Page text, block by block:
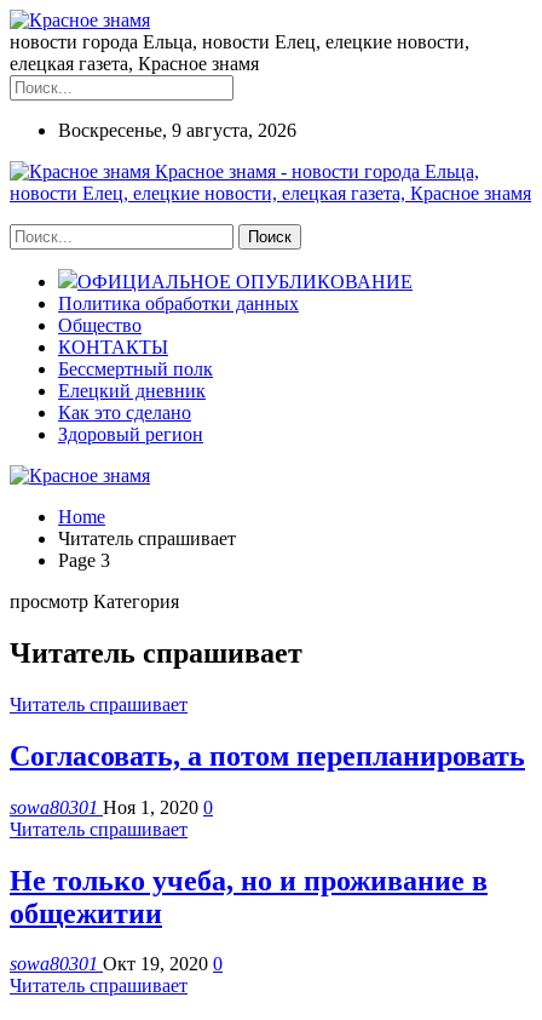
новости города Ельца, новости Елец, елецкие новости,
елецкая газета, Красное знамя
Воскресенье, 9 августа, 2026
Красное знамя - новости города Ельца,
новости Елец, елецкие новости, елецкая газета, Красное знамя
ОФИЦИАЛЬНОЕ ОПУБЛИКОВАНИЕ
Политика обработки данных
Общество
КОНТАКТЫ
Бессмертный полк
Елецкий дневник
Как это сделано
Здоровый регион
Home
Читатель спрашивает
Page 3
просмотр Категория
Читатель спрашивает
Читатель спрашивает
Согласовать, а потом перепланировать
sowa80301 Ноя 1, 2020 0
Читатель спрашивает
Не только учеба, но и проживание в
общежитии
sowa80301 Окт 19, 2020 0
Читатель спрашивает